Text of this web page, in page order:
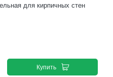
для кирпичных стен
Купить